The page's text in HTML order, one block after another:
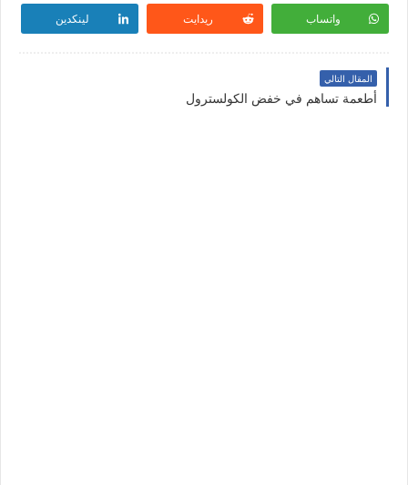
واتساب ريدايت لينكدين
المقال التالي
أطعمة تساهم في خفض الكولسترول